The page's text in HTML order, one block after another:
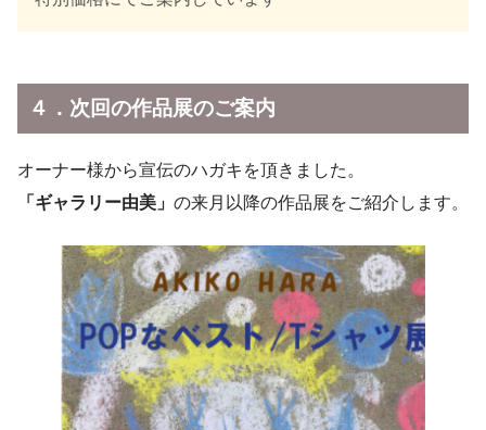
４．次回の作品展のご案内
オーナー様から宣伝のハガキを頂きました。
「ギャラリー由美」 の来月以降の作品展をご紹介します。